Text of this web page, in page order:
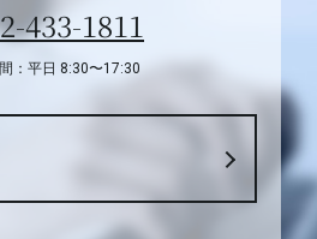
433-1811
：平日 8:30〜17:30